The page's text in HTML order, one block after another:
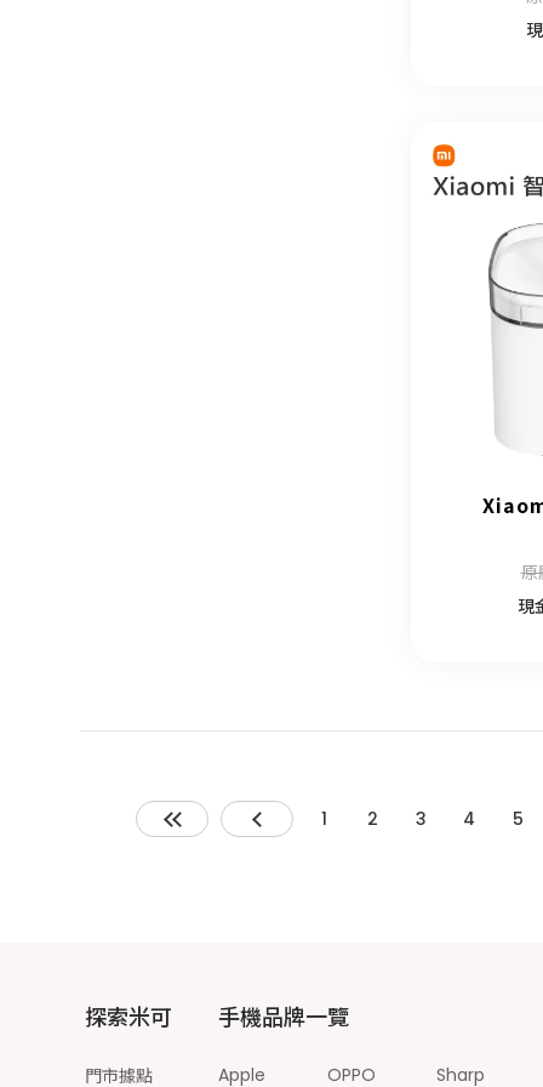
原
現
1 2 3 4 5
探索米可
門市據點
手機品牌一覽
Apple OPPO Sharp